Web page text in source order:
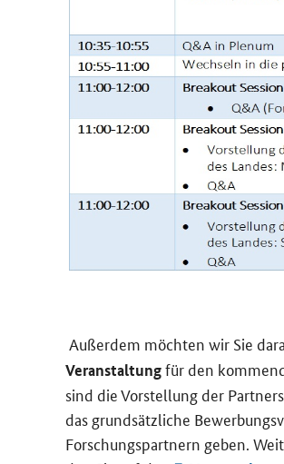
Au­ßer­dem möch­ten wir Sie
Veranstaltungfür den
sind die Vor­stel­lung der
das grund­sätz­li­che
For­schungs­part­nern geben.